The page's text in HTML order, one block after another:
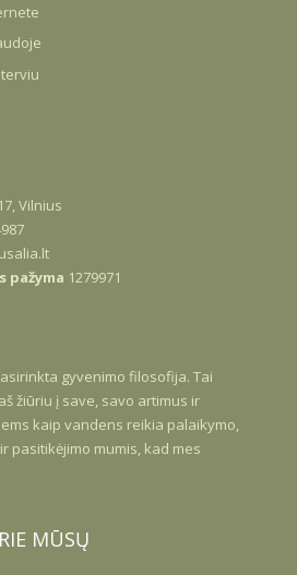
Vilnius
pažyma 1279971
gyvenimo filosofija. Tai
žiūriu į save, savo artimus ir
kaip vandens reikia palaikymo,
pasitikėjimo mumis, kad mes
MŪSŲ